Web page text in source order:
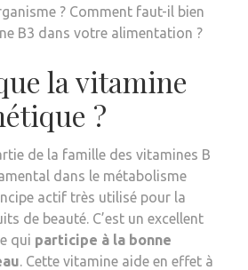
? Comment faut-il bien
B3 dans votre alimentation ?
la vitamine
?
de la famille des vitamines B
dans le métabolisme
actif très utilisé pour la
de beauté. C’est un excellent
qui participe à la bonne
. Cette vitamine aide en effet à